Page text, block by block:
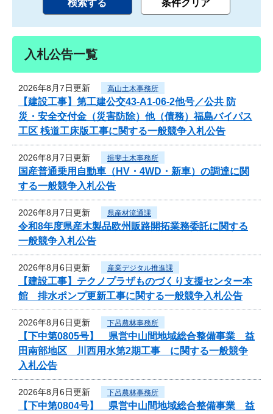
入札公告一覧
2026年8月7日更新 高山土木事務所
【建設工事】第工建公交43-A1-06-2他号／公共 防
災・安全交付金（災害防除）他（債務）福島バイパス
工区 桟道工床版工事に関する一般競争入札公告
2026年8月7日更新 揖斐土木事務所
国産普通乗用自動車（HV・4WD・新車）の調達に関
する一般競争入札公告
2026年8月7日更新 県産材流通課
令和8年度県産木製品欧州販路開拓業務委託に関する
一般競争入札公告
2026年8月6日更新 産業デジタル推進課
【建設工事】テクノプラザものづくり支援センター本
館 排水ポンプ更新工事に関する一般競争入札公告
2026年8月6日更新 下呂農林事務所
【下中第0805号】 県営中山間地域総合整備事業 益
田南部地区 川西用水第2期工事 に関する一般競争
入札公告
2026年8月6日更新 下呂農林事務所
【下中第0804号】 県営中山間地域総合整備事業 益